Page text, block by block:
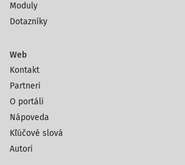
Moduly
Dotazníky
Web
Kontakt
Partneri
O portáli
Nápoveda
Kľúčové slová
Autori